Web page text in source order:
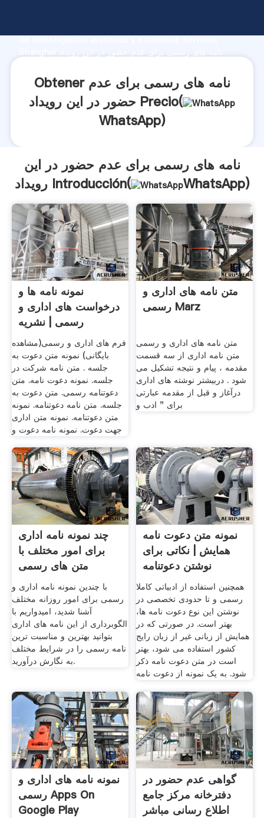
de investigación avanzada y excelente servicio,
clientes.
Obtener نامه های رسمی برای عدم
حضور در این رویداد Precio(
WhatsApp)
نامه های رسمی برای عدم حضور در این
رویداد Introducción(
WhatsApp)
نمونه نامه ها و
درخواست های اداری و
رسمی | نشریه
فرم های اداری و رسمی(مشاهده
بایگانی) نمونه متن دعوت به
جلسه . متن نامه شرکت در
جلسه. نمونه دعوت نامه. متن
دعوتنامه رسمی. متن دعوت به
جلسه. متن نامه دعوتنامه. نمونه
متن دعوتنامه. نمونه متن اداری
جهت دعوت. نمونه نامه دعوت و
متن نامه های اداری و
رسمی Marz
متن نامه های اداری و رسمی
متن نامه اداری از سه قسمت
مقدمه ، پیام و نتیجه تشکیل می
شود . دربیشتر نوشته های اداری
درآغاز و قبل از مقدمه عبارتی
برای " ادب و
چند نمونه نامه اداری
برای امور مختلف با
متن های رسمی
با چندین نمونه نامه اداری و
رسمی برای امور روزانه مختلف
آشنا شدید، امیدواریم با
الگوبرداری از این نامه های اداری
بتوانید بهترین و مناسبت ترین
نامه رسمی را در شرایط مختلف
به نگارش درآورید.
نمونه متن دعوت نامه
همایش | نکاتی برای
نوشتن دعوتنامه
همچنین استفاده از ادبیاتی کاملا
رسمی و تا حدودی تخصصی در
نوشتن این نوع دعوت نامه ها،
بهتر است. در صورتی که در
همایش از زبانی غیر از زبان رایج
کشور استفاده می شود، بهتر
است در متن دعوت نامه ذکر
شود. به یک نمونه از دعوت نامه
نمونه نامه های اداری و
رسمی Apps On
Google Play
گواهی عدم حضور در
دفترخانه مرکز جامع
اطلاع رسانی مباشر